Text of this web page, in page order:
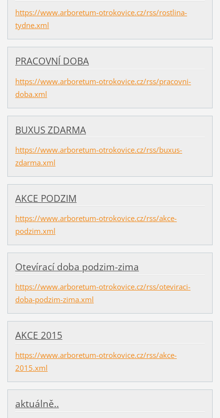
https://www.arboretum-otrokovice.cz/rss/rostlina-
tydne.xml
PRACOVNÍ DOBA
https://www.arboretum-otrokovice.cz/rss/pracovni-
doba.xml
BUXUS ZDARMA
https://www.arboretum-otrokovice.cz/rss/buxus-
zdarma.xml
AKCE PODZIM
https://www.arboretum-otrokovice.cz/rss/akce-
podzim.xml
Otevírací doba podzim-zima
https://www.arboretum-otrokovice.cz/rss/oteviraci-
doba-podzim-zima.xml
AKCE 2015
https://www.arboretum-otrokovice.cz/rss/akce-
2015.xml
aktuálně..